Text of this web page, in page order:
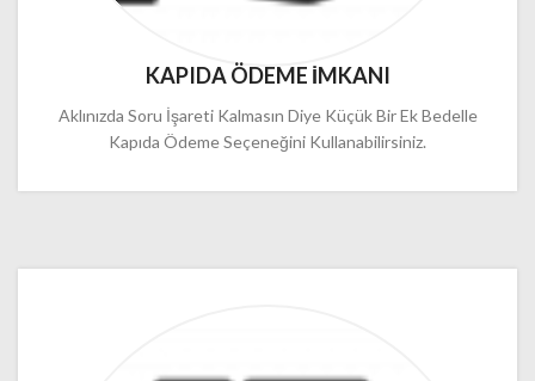
KAPIDA ÖDEME İMKANI
Aklınızda Soru İşareti Kalmasın Diye Küçük Bir Ek Bedelle
Kapıda Ödeme Seçeneğini Kullanabilirsiniz.